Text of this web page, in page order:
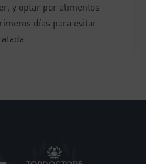
y optar por alimentos
días para evitar